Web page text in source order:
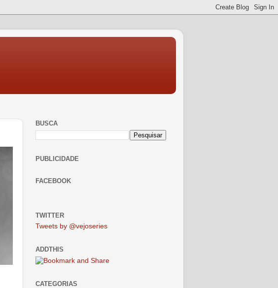
BUSCA
PUBLICIDADE
FACEBOOK
TWITTER
Tweets by @vejoseries
ADDTHIS
CATEGORIAS